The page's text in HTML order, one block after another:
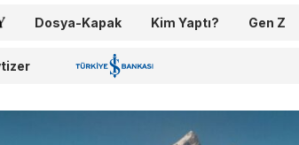
Dosya-Kapak Kim Yaptı? Gen Z
İş Bankası 100.Yıl